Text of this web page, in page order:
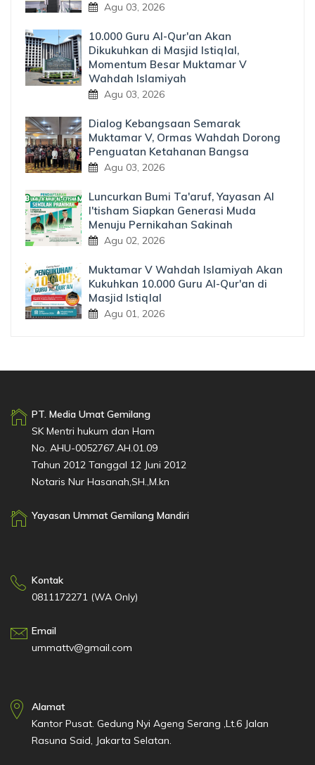
Agu 03, 2026
10.000 Guru Al-Qur'an Akan
Dikukuhkan di Masjid Istiqlal,
Momentum Besar Muktamar V
Wahdah Islamiyah
Agu 03, 2026
Dialog Kebangsaan Semarak
Muktamar V, Ormas Wahdah Dorong
Penguatan Ketahanan Bangsa
Agu 03, 2026
Luncurkan Bumi Ta'aruf, Yayasan Al
I'tisham Siapkan Generasi Muda
Menuju Pernikahan Sakinah
Agu 02, 2026
Muktamar V Wahdah Islamiyah Akan
Kukuhkan 10.000 Guru Al-Qur'an di
Masjid Istiqlal
Agu 01, 2026
PT. Media Umat Gemilang
SK Mentri hukum dan Ham
No. AHU-0052767.AH.01.09
Tahun 2012 Tanggal 12 Juni 2012
Notaris Nur Hasanah,SH.,M.kn
Yayasan Ummat Gemilang Mandiri
Kontak
0811172271 (WA Only)
Email
ummattv@gmail.com
Alamat
Kantor Pusat. Gedung Nyi Ageng Serang ,Lt.6 Jalan
Rasuna Said, Jakarta Selatan.